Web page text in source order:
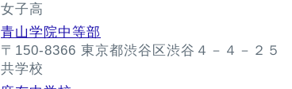
女子高
青山学院中等部
〒150-8366 東京都渋谷区渋谷４－４－２５
共学校